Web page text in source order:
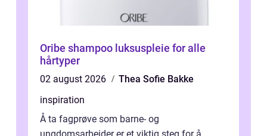
Oribe shampoo luksuspleie for alle
hårtyper
02 august 2026
Thea Sofie Bakke
inspiration
Å ta fagprøve som barne- og